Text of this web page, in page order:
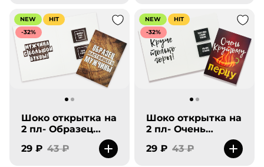
NEW
HIT
-32%
Шоко открытка на
2 пл- Образец
мужчины.
29 ₽ 43 ₽
NEW
HIT
-32%
Шоко открытка на
2 пл- Очень
Круче только
29 ₽ 43 ₽